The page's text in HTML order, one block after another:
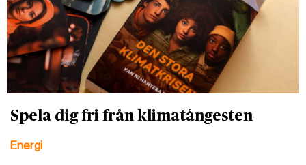
Spela dig fri från klimatångesten
Energi